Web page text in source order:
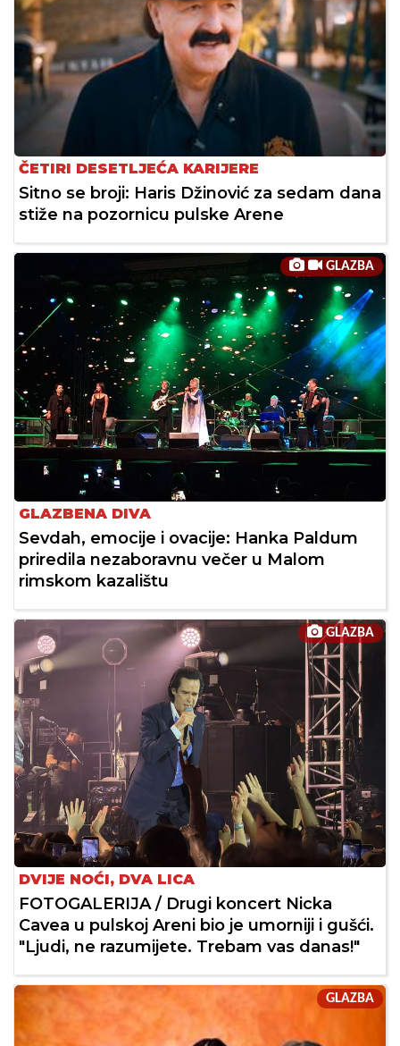
ČETIRI DESETLJEĆA KARIJERE
Sitno se broji: Haris Džinović za sedam dana
stiže na pozornicu pulske Arene
GLAZBA
GLAZBENA DIVA
Sevdah, emocije i ovacije: Hanka Paldum
priredila nezaboravnu večer u Malom
rimskom kazalištu
GLAZBA
DVIJE NOĆI, DVA LICA
FOTOGALERIJA / Drugi koncert Nicka
Cavea u pulskoj Areni bio je umorniji i gušći.
"Ljudi, ne razumijete. Trebam vas danas!"
GLAZBA